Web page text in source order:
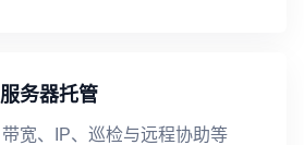
务器托管
宽、IP、巡检与远程协助等